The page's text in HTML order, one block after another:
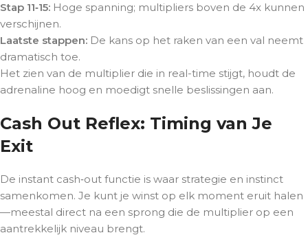
Stap 11‑15: Hoge spanning; multipliers boven de 4x kunnen
verschijnen.
Laatste stappen: De kans op het raken van een val neemt
dramatisch toe.
Het zien van de multiplier die in real-time stijgt, houdt de
adrenaline hoog en moedigt snelle beslissingen aan.
Cash Out Reflex: Timing van Je
Exit
De instant cash‑out functie is waar strategie en instinct
samenkomen. Je kunt je winst op elk moment eruit halen
—meestal direct na een sprong die de multiplier op een
aantrekkelijk niveau brengt.